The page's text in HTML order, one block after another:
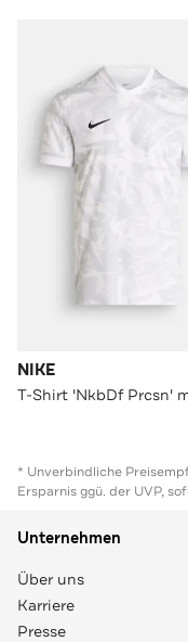
NIKE
* Unverbindliche
Ersparnis ggü. der UVP,
Unternehmen
Über uns
Karriere
Presse